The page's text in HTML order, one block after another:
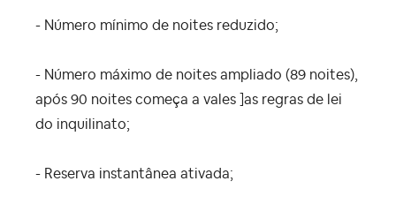
- Número mínimo de noites reduzido;
- Número máximo de noites ampliado (89 noites),
após 90 noites começa a vales ]as regras de lei
do inquilinato;
- Reserva instantânea ativada;